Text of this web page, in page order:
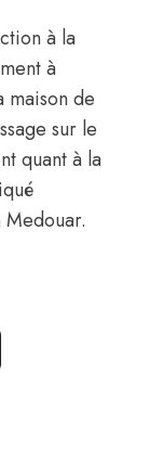
à la
à
maison de
sur le
quant à la